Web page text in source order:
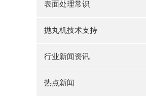
表面处理常识
抛丸机技术支持
行业新闻资讯
热点新闻